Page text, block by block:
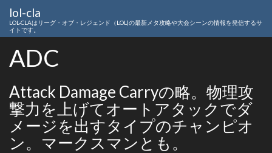
lol-cla
LOL-CLAはリーグ・オブ・レジェンド（LOL)の最新メタ攻略や大会シーンの情報を発信するサ
イトです。
ADC
Attack Damage Carryの略。物理攻
撃力を上げてオートアタックでダ
メージを出すタイプのチャンピオ
ン。マークスマンとも。